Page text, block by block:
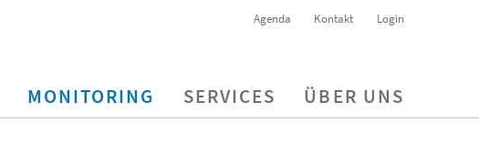
Agenda Kontakt Login
MONITORING SERVICES ÜBER UNS